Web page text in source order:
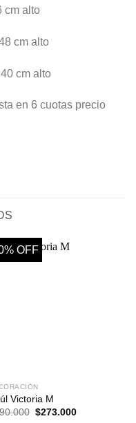
cm alto
cm alto
cm alto
en 6 cuotas precio
OFF
Victoria M
El
$273.000El